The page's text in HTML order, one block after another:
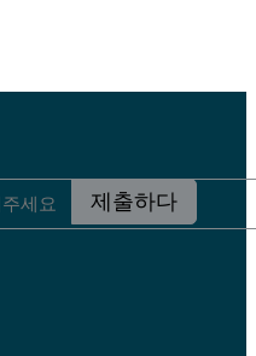
제출하다